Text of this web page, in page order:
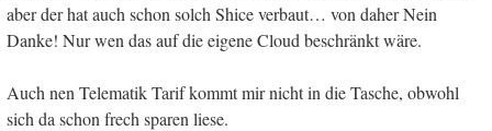
aber der hat auch schon solch Shice verbaut… von daher Nein
Danke! Nur wen das auf die eigene Cloud beschränkt wäre.
Auch nen Telematik Tarif kommt mir nicht in die Tasche, obwohl
sich da schon frech sparen liese.